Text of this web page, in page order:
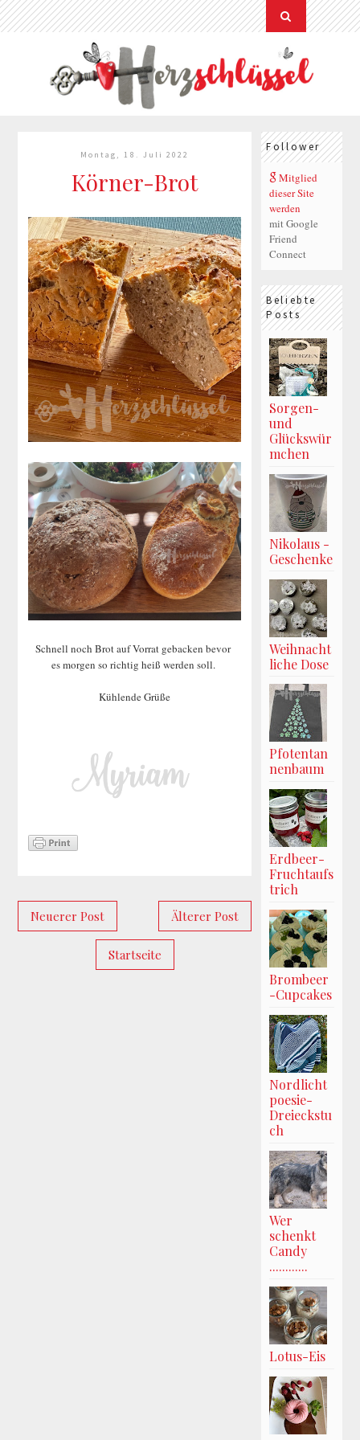
Montag, 18. Juli 2022
Körner-Brot
Schnell noch Brot auf Vorrat gebacken bevor
es morgen so richtig heiß werden soll.
Kühlende Grüße
Neuerer Post Älterer Post
Startseite
Follower
Mitglied
dieser Site
werden
mit Google
Friend
Connect
Beliebte
Posts
Sorgen-
und
Glückswür
mchen
Nikolaus -
Geschenke
Weihnacht
liche Dose
Pfotentan
nenbaum
Erdbeer-
Fruchtaufs
trich
Brombeer
-Cupcakes
Nordlicht
poesie-
Dreieckstu
ch
Wer
schenkt
Candy
............
Lotus-Eis